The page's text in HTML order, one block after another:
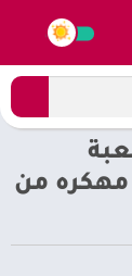
custom club: online racing 3d مهكره من